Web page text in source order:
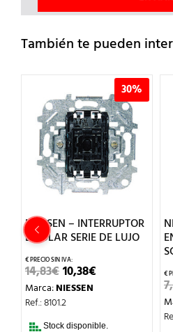
También te pueden
30%
NIESSEN – INTERRUPTOR
BIPOLAR SERIE DE LUJO
14,83€EL
PRECIO
ORIGINAL
ERA:
10,38€
Marca:NIESSEN
Ref.: 8101.2
Stock disponible.